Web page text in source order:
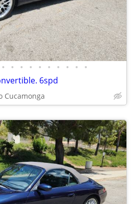
• • • • • • • • • •
6spd
Cucamonga